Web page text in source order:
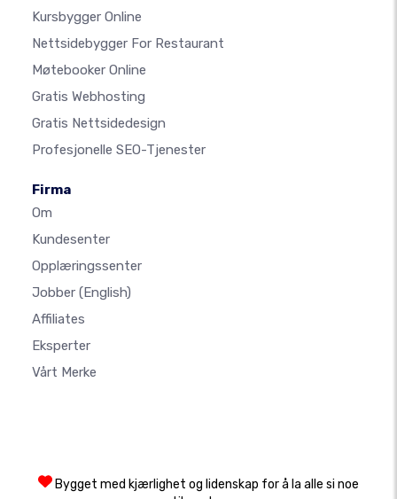
Kursbygger Online
Nettsidebygger For Restaurant
Møtebooker Online
Gratis Webhosting
Gratis Nettsidedesign
Profesjonelle SEO-Tjenester
Firma
Om
Kundesenter
Opplæringssenter
Jobber (English)
Affiliates
Eksperter
Vårt Merke
Bygget med kjærlighet og lidenskap for å la alle si noe